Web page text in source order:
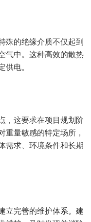
殊的绝缘介质不仅起到
气中。这种高效的散热
供电。
，这要求在项目规划阶
重量敏感的特定场所，
需求、环境条件和长期
立完善的维护体系。建